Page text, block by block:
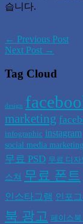
습니다.
← Previous Post
Next Post →
Tag Cloud
design
marketing
infographic instagram
social media marketing
무료 PSD 무료 디자
스쳐 무료 폰트
인스타그램 인포
북 광고 페이스